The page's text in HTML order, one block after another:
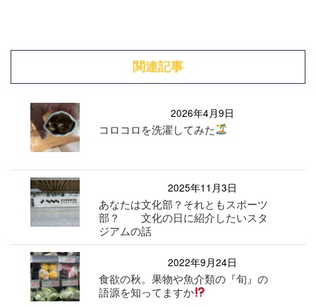
関連記事
2026年4月9日
コロコロを洗濯してみた
2025年11月3日
あなたは文化部？それともスポーツ
部？ 文化の日に紹介したいスタ
ジアムの話
2022年9月24日
食欲の秋。果物や魚介類の『旬』の
語源を知ってますか